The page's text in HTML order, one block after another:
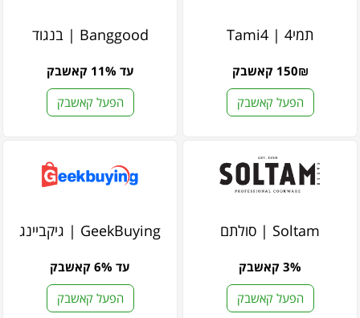
תמי4 | Tami4
150₪ קאשבק
הפעל קאשבק
Banggood | בנגוד
עד 11% קאשבק
הפעל קאשבק
Soltam | סולתם
3% קאשבק
הפעל קאשבק
GeekBuying | גיקביינג
עד 6% קאשבק
הפעל קאשבק